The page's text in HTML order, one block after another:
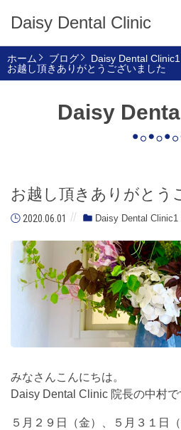
Daisy Dental Clinic
Daisy
ホーム ブログ
Daisy Dental Clinic1
お越し頂きありがとうございました
お越し頂きありがとう
2020.06.01 Daisy Dental Clinic1
みなさんこんにちは。
Daisy Dental Clinic 院長の中村で
５月２９日（金）、５月３１日